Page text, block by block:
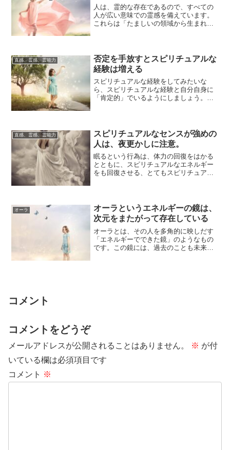
人は、霊的な存在であるので、すべての
人が広い意味での霊感を備えています。
これらは「たましいの領域から生まれ持
直感、霊感、霊能力
否定を手放すとスピリチュアルな
経験は増える
スピリチュアルな経験をしてみたいな
ら、スピリチュアルな経験と自分自身に
「肯定的」でいるようにしましょう。オ
直感、霊感、霊能力
スピリチュアルなセンスが強めの
人は、夜更かしに注意。
眠るという行為は、体力の回復をはかる
とともに、スピリチュアルなエネルギー
をも回復させる、とてもスピリチュアル
オーラ
オーラというエネルギーの鏡は、
次元をまたがって存在している
オーラとは、その人を多角的に映しだす
「エネルギーでできた鏡」のようなもの
です。この鏡には、過去のことも未来の
コメント
コメントをどうぞ
メールアドレスが公開されることはありません。 ※ が付
いている欄は必須項目です
コメント ※